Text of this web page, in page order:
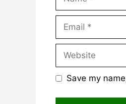
Email
Website
Save my